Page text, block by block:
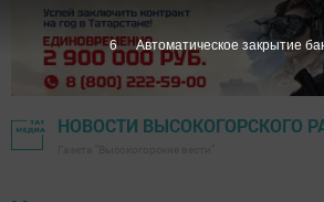
НОВОСТИ ВЫСОКОГОРСКОГО
6 Автоматическое закрытие